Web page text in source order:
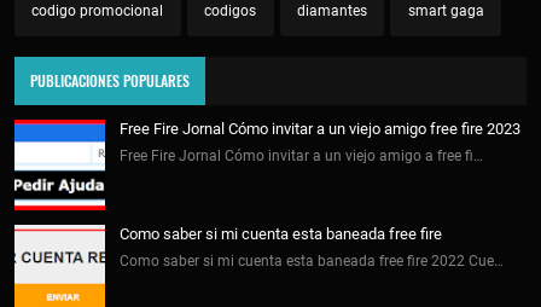
codigo promocional codigos diamantes smart gaga
PUBLICACIONES POPULARES
Free Fire Jornal Cómo invitar a un viejo amigo free fire 2023
Free Fire Jornal Cómo invitar a un viejo amigo a free fi…
Como saber si mi cuenta esta baneada free fire
Como saber si mi cuenta esta baneada free fire 2022 Cue…